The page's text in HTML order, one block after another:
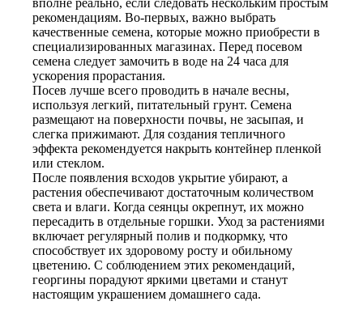
вполне реально, если следовать нескольким простым
рекомендациям. Во-первых, важно выбрать
качественные семена, которые можно приобрести в
специализированных магазинах. Перед посевом
семена следует замочить в воде на 24 часа для
ускорения прорастания.
Посев лучше всего проводить в начале весны,
используя легкий, питательный грунт. Семена
размещают на поверхности почвы, не засыпая, и
слегка прижимают. Для создания тепличного
эффекта рекомендуется накрыть контейнер пленкой
или стеклом.
После появления всходов укрытие убирают, а
растения обеспечивают достаточным количеством
света и влаги. Когда сеянцы окрепнут, их можно
пересадить в отдельные горшки. Уход за растениями
включает регулярный полив и подкормку, что
способствует их здоровому росту и обильному
цветению. С соблюдением этих рекомендаций,
георгины порадуют яркими цветами и станут
настоящим украшением домашнего сада.